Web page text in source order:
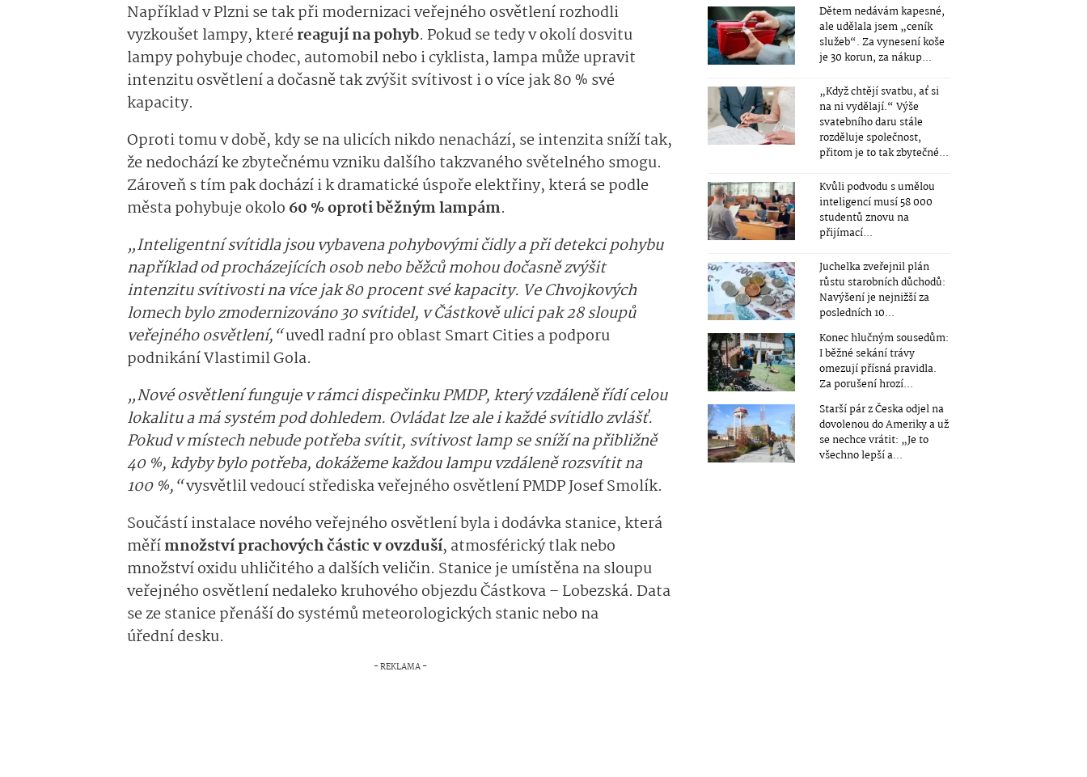
Například v Plzni se tak při modernizaci veřejného osvětlení rozhodli
vyzkoušet lampy, kteréreagují na pohyb. Pokud se tedy v okolí dosvitu
lampy pohybuje chodec, automobil nebo i cyklista, lampa může upravit
intenzitu osvětlení a dočasně tak zvýšit svítivost i o více jak 80 % své
kapacity.
Oproti tomu v době, kdy se na ulicích nikdo nenachází, se intenzita sníží tak,
že nedochází ke zbytečnému vzniku dalšího takzvaného světelného smogu.
Zároveň s tím pak dochází i k dramatické úspoře elektřiny, která se podle
města pohybuje okolo 60 % oproti běžným lampám.
„Inteligentní svítidla jsou vybavena pohybovými čidly a při detekci pohybu
například od procházejících osob nebo běžců mohou dočasně zvýšit
intenzitu svítivosti na více jak 80 procent své kapacity. Ve Chvojkových
lomech bylo zmodernizováno 30 svítidel, v Částkově ulici pak 28 sloupů
veřejného osvětlení,“uvedl radní pro oblast Smart Cities a podporu
podnikání Vlastimil Gola.
„Nové osvětlení funguje v rámci dispečinku PMDP, který vzdáleně řídí celou
lokalitu a má systém pod dohledem. Ovládat lze ale i každé svítidlo zvlášť.
Pokud v místech nebude potřeba svítit, svítivost lamp se sníží na přibližně
40 %, kdyby bylo potřeba, dokážeme každou lampu vzdáleně rozsvítit na
100 %,“vysvětlil vedoucí střediska veřejného osvětlení PMDP Josef Smolík.
Součástí instalace nového veřejného osvětlení byla i dodávka stanice, která
měřímnožství prachových částic v ovzduší, atmosférický tlak nebo
množství oxidu uhličitého a dalších veličin. Stanice je umístěna na sloupu
veřejného osvětlení nedaleko kruhového objezdu Částkova – Lobezská. Data
se ze stanice přenáší do systémů meteorologických stanic nebo na
úřední desku.
Dětem nedávám kapesné,
ale udělala jsem „ceník
služeb“. Za vynesení koše
je 30 korun, za nákup...
„Když chtějí svatbu, ať si
na ni vydělají.“ Výše
svatebního daru stále
rozděluje společnost,
přitom je to tak zbytečné...
Kvůli podvodu s umělou
inteligencí musí 58 000
studentů znovu na
přijímací...
Juchelka zveřejnil plán
růstu starobních důchodů:
Navýšení je nejnižší za
posledních 10...
Konec hlučným sousedům:
I běžné sekání trávy
omezují přísná pravidla.
Za porušení hrozí...
Starší pár z Česka odjel na
dovolenou do Ameriky a už
se nechce vrátit: „Je to
všechno lepší a...